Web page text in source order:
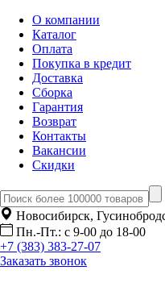
О компании
Каталог
Оплата
Покупка в кредит
Доставка
Сборка
Гарантия
Возврат
Контакты
Вакансии
Скидки
Новосибирск,
Пн.-Пт.: с 9-00 до 18-00
+7 (383) 383-27-07
Заказать звонок